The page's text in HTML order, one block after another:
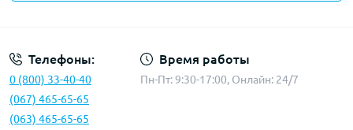
Телефоны:
0 (800) 33-40-40
(067) 465-65-65
(063) 465-65-65
Время работы
Пн-Пт: 9:30-17:00, Онлайн: 24/7